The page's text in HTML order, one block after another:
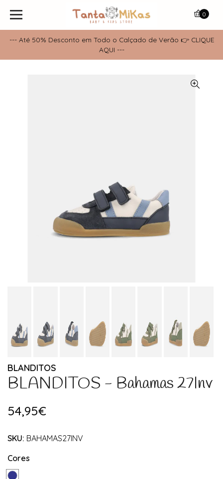
--- Até 50% Desconto em Todo o Calçado de Verão 👉 CLIQUE
AQUI ---
0
BLANDITOS
BLANDITOS - Bahamas 27Inv
54,95€
SKU: BAHAMAS27INV
Cores